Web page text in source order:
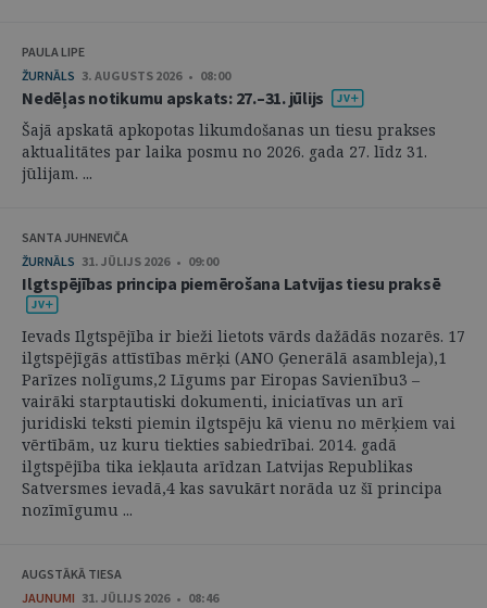
PAULA LIPE
ŽURNĀLS 3. AUGUSTS 2026 • 08:00
Nedēļas notikumu apskats: 27.–31. jūlijs
Šajā apskatā apkopotas likumdošanas un tiesu prakses
aktualitātes par laika posmu no 2026. gada 27. līdz 31.
jūlijam. ...
SANTA JUHNEVIČA
ŽURNĀLS 31. JŪLIJS 2026 • 09:00
Ilgtspējības principa piemērošana Latvijas tiesu praksē
Ievads Ilgtspējība ir bieži lietots vārds dažādās nozarēs. 17
ilgtspējīgās attīstības mērķi (ANO Ģenerālā asambleja),1
Parīzes nolīgums,2 Līgums par Eiropas Savienību3 –
vairāki starptautiski dokumenti, iniciatīvas un arī
juridiski teksti piemin ilgtspēju kā vienu no mērķiem vai
vērtībām, uz kuru tiekties sabiedrībai. 2014. gadā
ilgtspējība tika iekļauta arīdzan Latvijas Republikas
Satversmes ievadā,4 kas savukārt norāda uz šī principa
nozīmīgumu ...
AUGSTĀKĀ TIESA
JAUNUMI 31. JŪLIJS 2026 • 08:46